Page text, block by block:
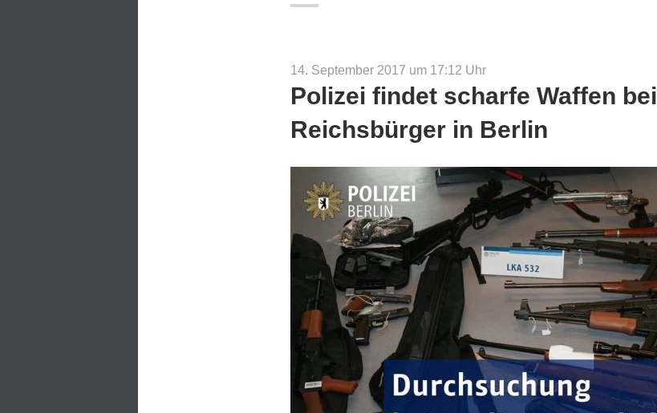
im
Landtag
14. September 2017 um 17:12 Uhr
Polizei findet scharfe Waffen bei
Reichsbürger in Berlin